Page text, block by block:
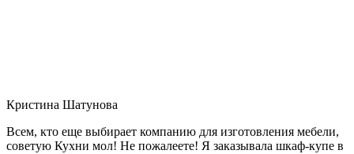
Кристина Шатунова
Всем, кто еще выбирает компанию для изготовления мебели,
советую Кухни мол! Не пожалеете! Я заказывала шкаф-купе в